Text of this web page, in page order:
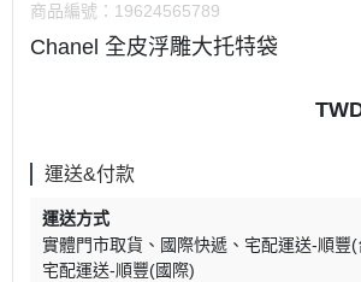
商品編號： 19624565789
Chanel 全皮浮雕大托特袋
運送&付款
運送方式
實體門市取貨
國際快遞
宅配運送-順豐(
宅配運送-順豐(國際)